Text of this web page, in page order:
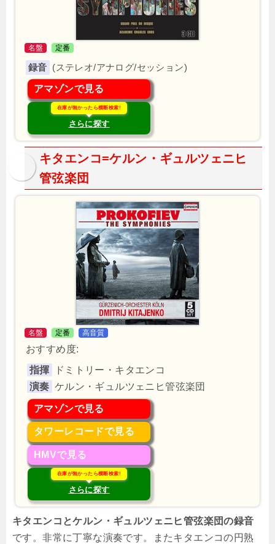
名盤 定番
(ステレオ/アナログ/セッション)
アマゾンで見る
在庫が無かったら横断検索!
さらに探す
キタエンコ=ケルン・ギュルツェニヒ
管弦楽団
名盤 定番 高音質
おすすめ度:
指揮
ドミトリー・キタエンコ
演奏 ケルン・ギュルツェニヒ管弦楽団
アマゾンで見る
タワーレコードで見る
HMVで見る
在庫が無かったら横断検索!
さらに探す
キタエンコとケルン・ギュルツェニヒ管弦楽団の録音
です。非常に丁寧な演奏です。またキタエンコの円熟